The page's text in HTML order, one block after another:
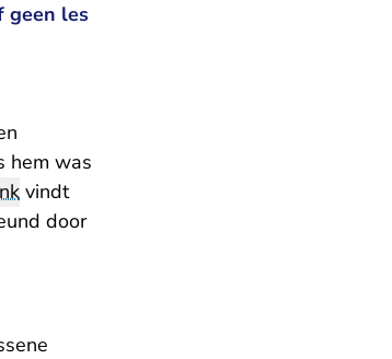
geen les
hem was
vindt
door